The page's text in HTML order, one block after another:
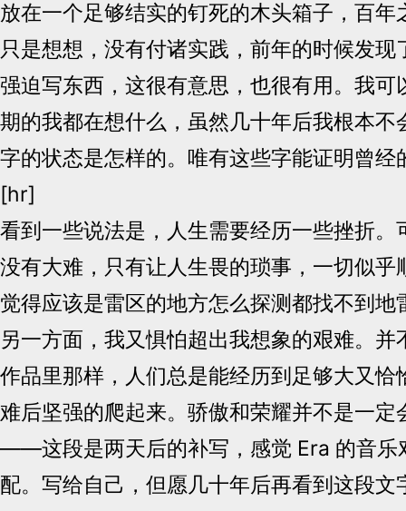
放在一个足够结实的钉死的木头箱子，百年
只是想想，没有付诸实践，前年的时候发
强迫写东西，这很有意思，也很有用。我可
期的我都在想什么，虽然几十年后我根本不
字的状态是怎样的。唯有这些字能证明曾经
[hr]
看到一些说法是，人生需要经历一些挫折。
没有大难，只有让人生畏的琐事，一切似乎
觉得应该是雷区的地方怎么探测都找不到地
另一方面，我又惧怕超出我想象的艰难。并
作品里那样，人们总是能经历到足够大又恰
难后坚强的爬起来。骄傲和荣耀并不是一定
——这段是两天后的补写，感觉 Era 的音乐
配。写给自己，但愿几十年后再看到这段文